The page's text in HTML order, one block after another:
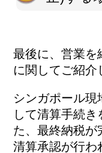
最後に、営業を
に関してご紹介
シンガポール現
して清算手続き
た、最終納税が
清算承認が行わ